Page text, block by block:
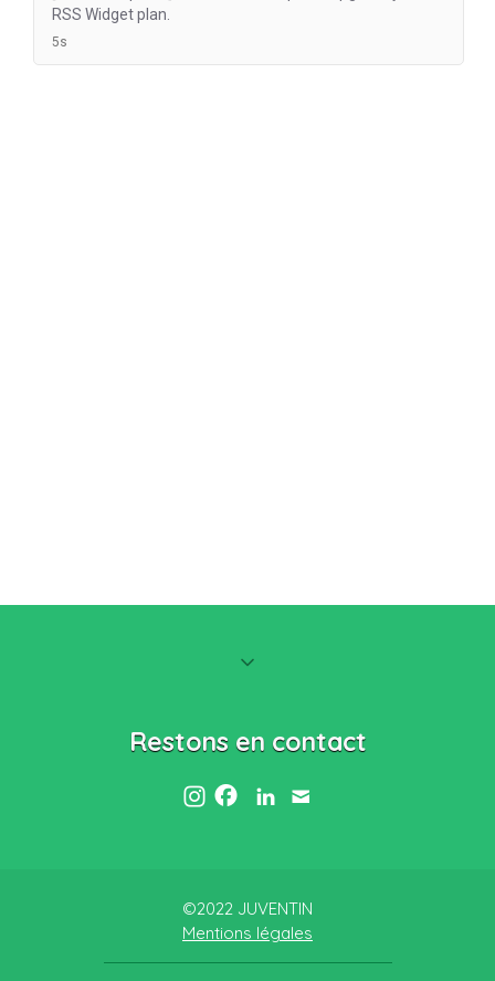
Restons en contact
©2022 JUVENTIN
Mentions légales